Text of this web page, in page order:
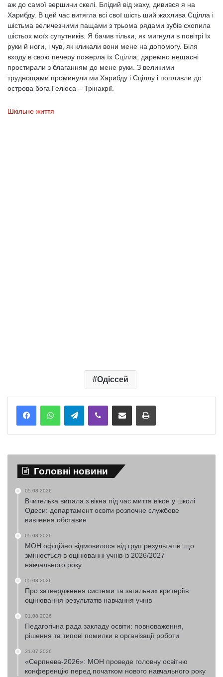
аж до самої вершини скелі. Блідий від жаху, дивився я на
Харибду. В цей час витягла всі свої шість ший жахлива Сцілла і
шістьма величезними пащами з трьома рядами зубів схопила
шістьох моїх супутників. Я бачив тільки, як мигнули в повітрі їх
руки й ноги, і чув, як кликали вони мене на допомогу. Біля
входу в свою печеру пожерла їх Сцілла; даремно нещасні
простирали з благанням до мене руки. З великими
труднощами проминули ми Харибду і Сціллу і попливли до
острова бога Геліоса – Трінакрії.
Шкільне життя
Одіссей
TelegramViber Надіслати електронною поштоюНадрукувати
Головні новини
05.08.2026
Вчителька випала з вікна під час миття вікон у школі
Одеси: департамент освіти розпочне службове
вивчення обставин
05.08.2026
МОН офіційно відмовилося від груп результатів: що
змінюється в оцінюванні учнів із 2026/2027
навчального року
05.08.2026
Про затвердження системи та загальних критеріїв
оцінювання результатів навчання учнів
01.08.2026
Педагогічна рада закладу освіти: повноваження,
рішення та типові помилки в організації роботи
31.07.2026
«Серпнева-2026»: МОН проведе головну освітню
конференцію перед початком нового навчального року